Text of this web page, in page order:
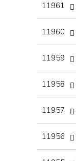
11961
11960
11959
11958
11957
11956